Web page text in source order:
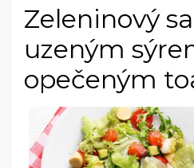
Zeleninový
uzeným
opečeným